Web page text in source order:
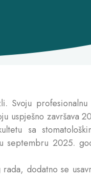
Svoju profesionalnu
uspješno završava
sa
septembru 2025.
dodatno se